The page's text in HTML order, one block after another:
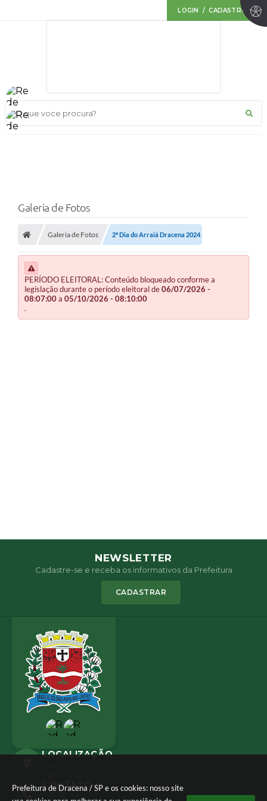
Prefeitura de Dracena / SP e os cookies: nosso site
LOGIN / CADASTRO
O que voce procura?
Galeria de Fotos
Galeria de Fotos 2º Dia do Arraiá Dracena 2024
PERÍODO ELEITORAL: Conteúdo bloqueado conforme a
legislação durante o período eleitoral de06/07/2026 -
08:07:00a 05/10/2026 - 08:10:00
.
NEWSLETTER
Cadastre-se e receba os informativos da Prefeitura
CADASTRAR
LOCALIZAÇÃO
CONTATO